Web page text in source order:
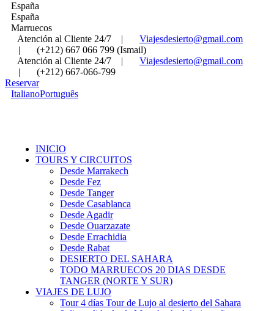
España
España
Marruecos
Atención al Cliente 24/7
|
Viajesdesierto@gmail.com
|
(+212) 667 066 799 (Ismail)
Atención al Cliente 24/7
|
Viajesdesierto@gmail.com
|
(+212) 667-066-799
Reservar
ItalianoPortuguês
INICIO
TOURS Y CIRCUITOS
Desde Marrakech
Desde Fez
Desde Tanger
Desde Casablanca
Desde Agadir
Desde Ouarzazate
Desde Errachidia
Desde Rabat
DESIERTO DEL SAHARA
TODO MARRUECOS 20 DIAS DESDE
TANGER (NORTE Y SUR)
VIAJES DE LUJO
Tour 4 días Tour de Lujo al desierto del Sahara